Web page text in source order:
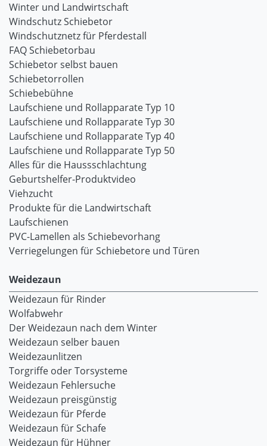
Winter und Landwirtschaft
Windschutz Schiebetor
Windschutznetz für Pferdestall
FAQ Schiebetorbau
Schiebetor selbst bauen
Schiebetorrollen
Schiebebühne
Laufschiene und Rollapparate Typ 10
Laufschiene und Rollapparate Typ 30
Laufschiene und Rollapparate Typ 40
Laufschiene und Rollapparate Typ 50
Alles für die Haussschlachtung
Geburtshelfer-Produktvideo
Viehzucht
Produkte für die Landwirtschaft
Laufschienen
PVC-Lamellen als Schiebevorhang
Verriegelungen für Schiebetore und Türen
Weidezaun
Weidezaun für Rinder
Wolfabwehr
Der Weidezaun nach dem Winter
Weidezaun selber bauen
Weidezaunlitzen
Torgriffe oder Torsysteme
Weidezaun Fehlersuche
Weidezaun preisgünstig
Weidezaun für Pferde
Weidezaun für Schafe
Weidezaun für Hühner